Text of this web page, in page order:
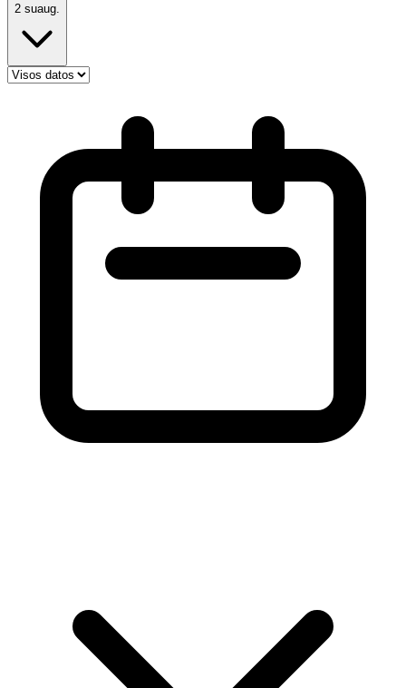
2 suaug.